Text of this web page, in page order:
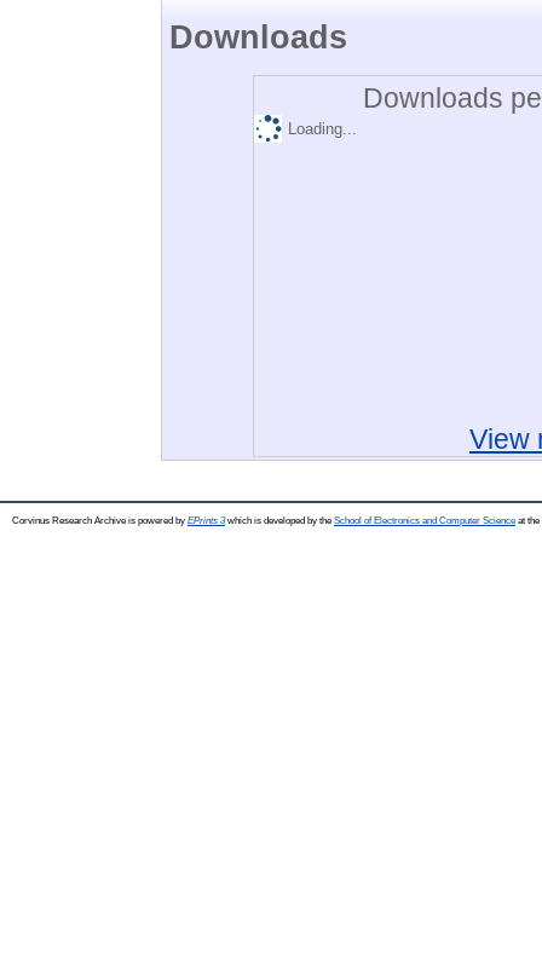
Downloads
Downloads
Loading...
View
Corvinus Research Archive is powered by EPrints 3which is developed by the School of Electronics and Computer Science at